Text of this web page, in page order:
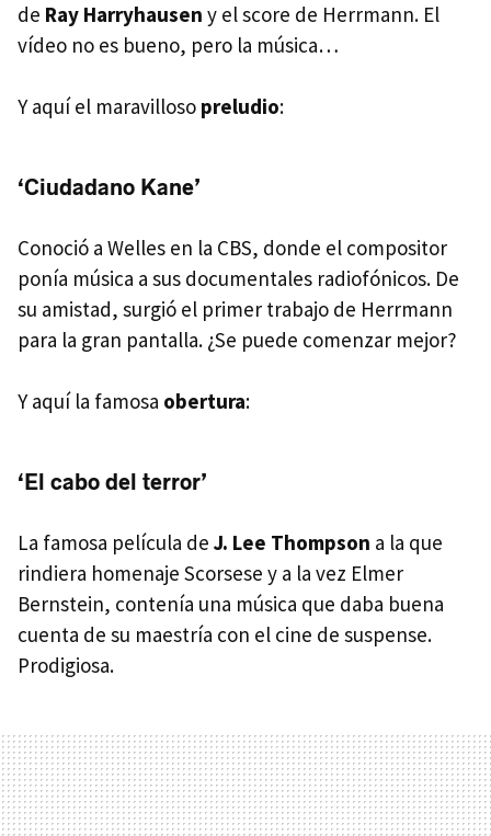
de Ray Harryhausen y el score de Herrmann. El
vídeo no es bueno, pero la música…
Y aquí el maravilloso preludio:
‘Ciudadano Kane’
Conoció a Welles en la CBS, donde el compositor
ponía música a sus documentales radiofónicos. De
su amistad, surgió el primer trabajo de Herrmann
para la gran pantalla. ¿Se puede comenzar mejor?
Y aquí la famosa obertura:
‘El cabo del terror’
La famosa película de J. Lee Thompson a la que
rindiera homenaje Scorsese y a la vez Elmer
Bernstein, contenía una música que daba buena
cuenta de su maestría con el cine de suspense.
Prodigiosa.